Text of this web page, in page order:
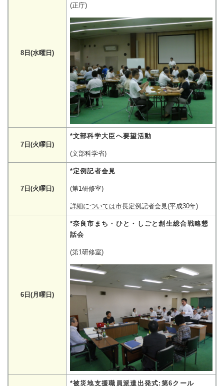
8日(水曜日)
(正庁)
7日(火曜日)
*文部科学大臣へ要望活動
(文部科学省)
7日(火曜日)
*定例記者会見
(第1研修室)
詳細については市長定例記者会見(平成30年)
6日(月曜日)
*奈良市まち・ひと・しごと創生総合戦略懇
話会
(第1研修室)
*被災地支援職員派遣出発式:第6クール